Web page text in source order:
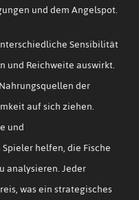
und dem Angelspot.
Sensibilität
und Reichweite auswirkt.
der
auf sich ziehen.
und
helfen, die Fische
analysieren. Jeder
was ein strategisches